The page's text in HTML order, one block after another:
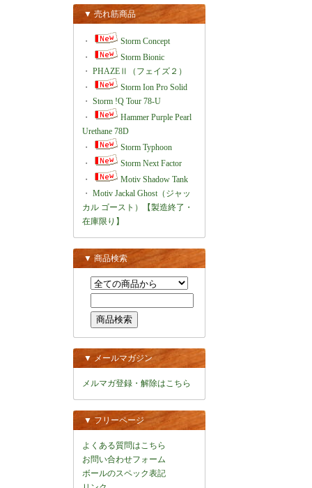
▼ 売れ筋商品
・
Storm Concept
・
Storm Bionic
・ PHAZEⅡ（フェイズ２）
・
Storm Ion Pro Solid
・ Storm !Q Tour 78-U
・
Hammer Purple Pearl
Urethane 78D
・
Storm Typhoon
・
Storm Next Factor
・
Motiv Shadow Tank
・ Motiv Jackal Ghost（ジャッ
カル ゴースト）【製造終了・
在庫限り】
▼ 商品検索
▼ メールマガジン
メルマガ登録・解除はこちら
▼ フリーページ
よくある質問はこちら
お問い合わせフォーム
ボールのスペック表記